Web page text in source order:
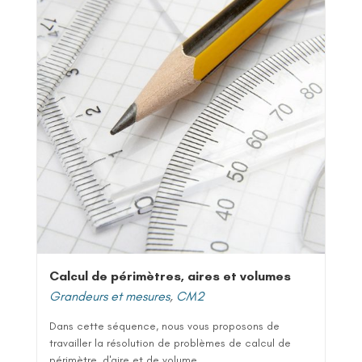
Calcul de périmètres, aires et volumes
Grandeurs et mesures, CM2
Dans cette séquence, nous vous proposons de
travailler la résolution de problèmes de calcul de